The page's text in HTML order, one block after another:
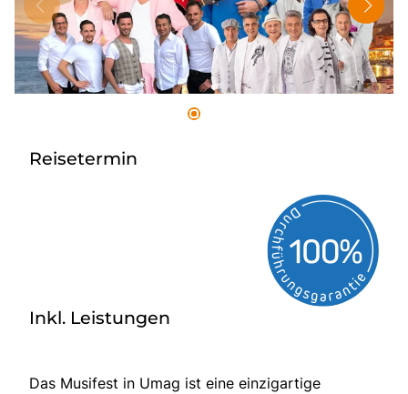
Bus anmieten
Rombs Touristik
Kontakt & Info
Reisetermin
Inkl. Leistungen
Das Musifest in Umag ist eine einzigartige